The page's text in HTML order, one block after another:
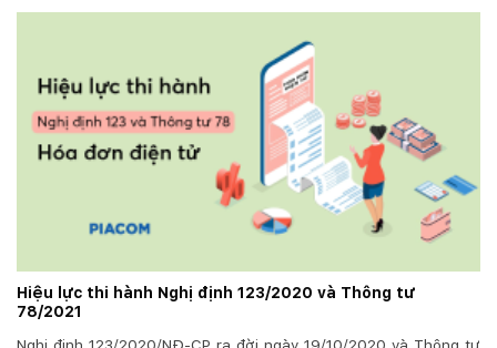
Hiệu lực thi hành Nghị định 123/2020 và Thông tư
78/2021